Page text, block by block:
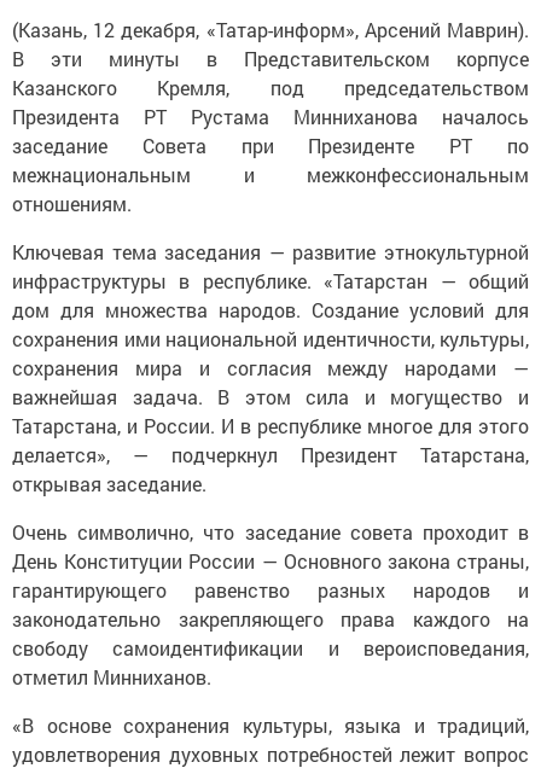
(Казань, 12 декабря, «Татар-информ», Арсений Маврин).
В эти минуты в Представительском корпусе
Казанского Кремля, под председательством
Президента РТ Рустама Минниханова началось
заседание Совета при Президенте РТ по
межнациональным и межконфессиональным
отношениям.
Ключевая тема заседания — развитие этнокультурной
инфраструктуры в республике. «Татарстан — общий
дом для множества народов. Создание условий для
сохранения ими национальной идентичности, культуры,
сохранения мира и согласия между народами —
важнейшая задача. В этом сила и могущество и
Татарстана, и России. И в республике многое для этого
делается», — подчеркнул Президент Татарстана,
открывая заседание.
Очень символично, что заседание совета проходит в
День Конституции России — Основного закона страны,
гарантирующего равенство разных народов и
законодательно закрепляющего права каждого на
свободу самоидентификации и вероисповедания,
отметил Минниханов.
«В основе сохранения культуры, языка и традиций,
удовлетворения духовных потребностей лежит вопрос